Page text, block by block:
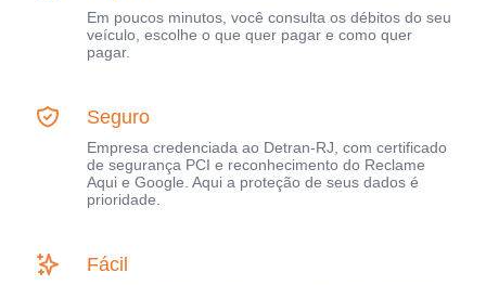
Em poucos minutos, você consulta os débitos do seu
veículo, escolhe o que quer pagar e como quer
pagar.
Seguro
Empresa credenciada ao Detran-RJ, com certificado
de segurança PCI e reconhecimento do Reclame
Aqui e Google. Aqui a proteção de seus dados é
prioridade.
Fácil